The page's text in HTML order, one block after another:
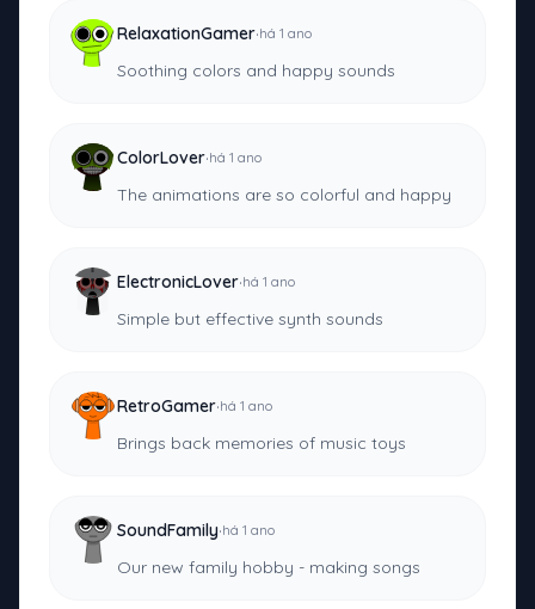
RelaxationGamer·há 1 ano
Soothing colors and happy sounds
ColorLover·há 1 ano
The animations are so colorful and happy
ElectronicLover·há 1 ano
Simple but effective synth sounds
RetroGamer·há 1 ano
Brings back memories of music toys
SoundFamily·há 1 ano
Our new family hobby - making songs